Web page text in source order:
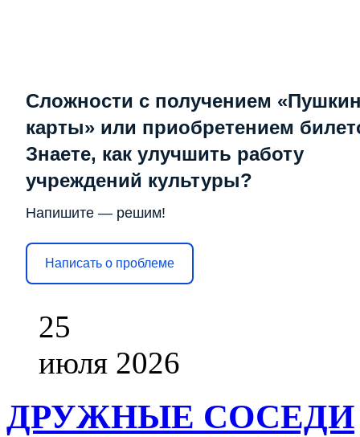
Сложности с получением
карты» или приобретением
Знаете, как улучшить работу
учреждений культуры?
Напишите — решим!
Написать о проблеме
25
июля 2026
ДРУЖНЫЕ СОСЕДИ